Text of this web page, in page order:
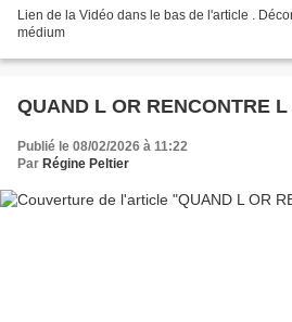
Lien de la Vidéo dans le bas de l'article .
médium
QUAND L OR RENCONTRE
Publié le 08/02/2026 à 11:22
Par Régine Peltier